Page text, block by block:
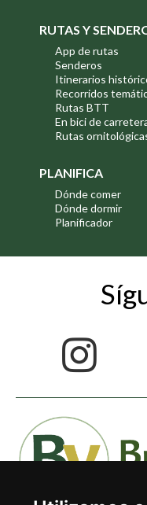
RUTAS Y
App de rutas
Senderos
Itinerarios
Recorridos
Rutas BTT
En bici de
Rutas
PLANIFICA
Dónde comer
Dónde dormir
Planificador